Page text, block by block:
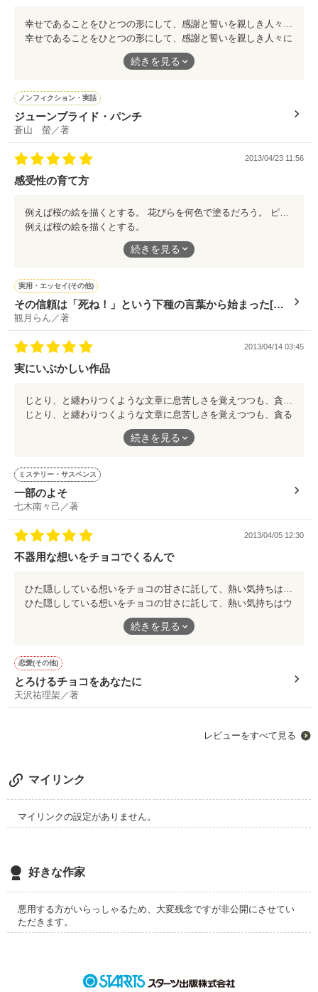
げていこうとする愛に、神様がほんの少し“イタズラ”という名の
ご褒美を下さった物語。
扇情的な展開とは裏腹な、はにかむように楚々と微笑む“小さな
幸せであることをひとつの形にして、感謝と誓いを親しき人々に
っても、ごくごく普段からある、とても平凡なもの。
アットホームというよりも、“ホットホーム”と称する方がしっく
りくる、素敵な姐さん女房の燦々と輝く日々の序章です。
ご結婚、おめでとうございます。
おふたりが“走り抜ける”人生に、極上の幸がありますように。
続きを見る
ノンフィクション・実話
ジューンブライド・パンチ
蒼山 螢／著
2013/04/23 11:56
感受性の育て方
例えば桜の絵を描くとする。 花びらを何色で塗るだろう。 ピンク？ 青？ 橙色？ はたまた、黒？ では、どれが“正解”だろうか。 結論をいえば、それが“悪ふざけ”で選んだのでないかぎり、どれも正しい色なのだ。 この話は、それにつきる。 感受性にたったひとつの答えはないのだ。 それを、どう汲み取るか。 これは、そのことを見つめ直すにちょうど良いお話です。
例えば桜の絵を描くとする。
花びらを何色で塗るだろう。
ピンク？
青？
橙色？
はたまた、黒？
では、どれが“正解”だろうか。
も正しい色なのだ。
感受性にたったひとつの答えはないのだ。
これは、そのことを見つめ直すにちょうど良いお話です。
続きを見る
実用・エッセイ(その他)
その信頼は「死ね！」という下種の言葉から始まった[ｴｯ
ｾｲ]
観月らん／著
2013/04/14 03:45
実にいぶかしい作品
じとり、と纏わりつくような文章に息苦しさを覚えつつも、貪るようにして行間に爪を立て、食い入り読み込むのは“ぼく”の感情をどのように受け止めればよいのかがわからないため。 激しい焦燥感と、後ろめたさを醸す後悔。 そして、誰ともなく告げる自虐。 あえていう。 これは―― ――『純愛』だ。
じとり、と纏わりつくような文章に息苦しさを覚えつつも、貪る
ようにして行間に爪を立て、食い入り読み込むのは“ぼく”の感情
をどのように受け止めればよいのかがわからないため。
激しい焦燥感と、後ろめたさを醸す後悔。
そして、誰ともなく告げる自虐。
あえていう。
これは――
――『純愛』だ。
続きを見る
ミステリー・サスペンス
一部のよそ
七木南々己／著
2013/04/05 12:30
不器用な想いをチョコでくるんで
ひた隠ししている想いをチョコの甘さに託して、熱い気持ちはウィスキーに見立てて。 ほろ酔うその頬がまるで自分への恋の火照りならいいのにと、心のどこかで思いながら。 そんないじらしい男の子の姿に、ちょっと酔いしれてみませんか？
ひた隠ししている想いをチョコの甘さに託して、熱い気持ちはウ
のどこかで思いながら。
続きを見る
恋愛(その他)
とろけるチョコをあなたに
天沢祐理架／著
レビューをすべて見る
マイリンク
マイリンクの設定がありません。
好きな作家
悪用する方がいらっしゃるため、大変残念ですが非公開にさせてい
ただきます。